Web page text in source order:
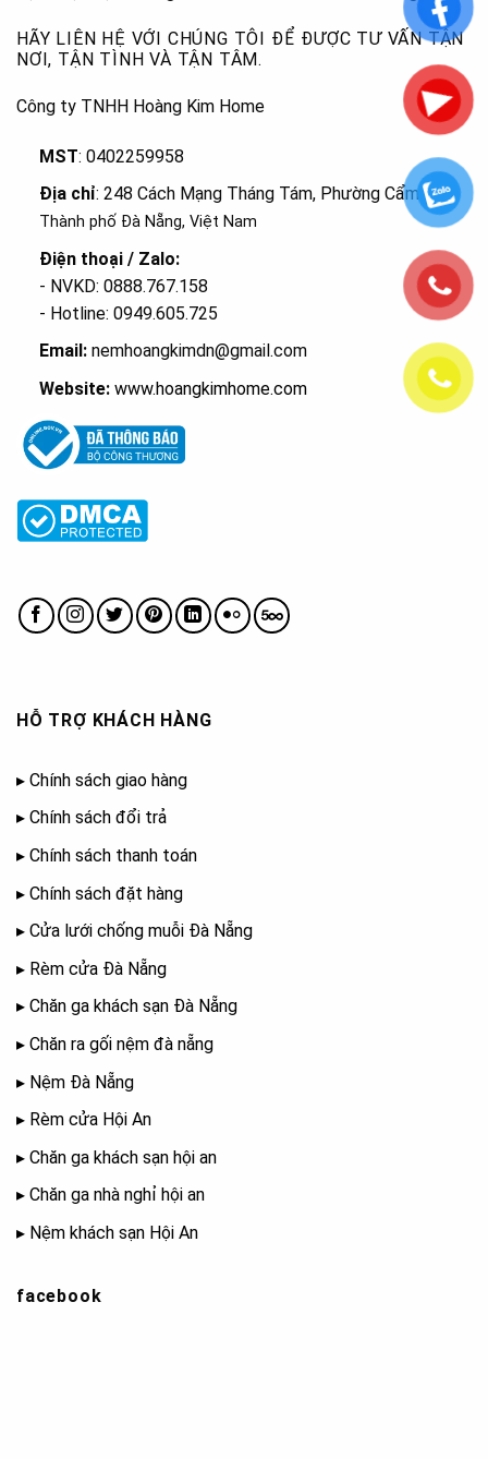
HÃY LIÊN HỆ VỚI CHÚNG TÔI ĐỂ ĐƯỢC TƯ VẤN TẬN
NƠI, TẬN TÌNH VÀ TẬN TÂM.
Công ty TNHH Hoàng Kim Home
MST: 0402259958
Địa chỉ: 248 Cách Mạng Tháng Tám, Phường Cẩm Lệ,
Thành phố Đà Nẵng, Việt Nam
Điện thoại / Zalo:
- NVKD: 0888.767.158
- Hotline: 0949.605.725
Email:nemhoangkimdn@gmail.com
Website: www.hoangkimhome.com
HỖ TRỢ KHÁCH HÀNG
▸ Chính sách giao hàng
▸ Chính sách đổi trả
▸ Chính sách thanh toán
▸ Chính sách đặt hàng
▸ Cửa lưới chống muỗi Đà Nẵng
▸ Rèm cửa Đà Nẵng
▸ Chăn ga khách sạn Đà Nẵng
▸ Chăn ra gối nệm đà nẵng
▸ Nệm Đà Nẵng
▸ Rèm cửa Hội An
▸ Chăn ga khách sạn hội an
▸ Chăn ga nhà nghỉ hội an
▸ Nệm khách sạn Hội An
facebook